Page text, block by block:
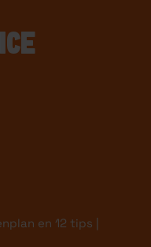
en 12 tips |